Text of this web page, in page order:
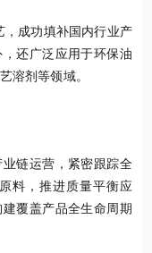
，成功填补国内行业产
还广泛应用于环保油
溶剂等领域。
链运营，紧密跟踪全
料，推进质量平衡应
覆盖产品全生命周期